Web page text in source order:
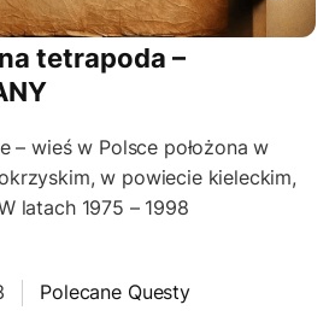
tetrapoda –
– wieś w Polsce położona w
w powiecie kieleckim,
latach 1975 – 1998
Polecane Questy